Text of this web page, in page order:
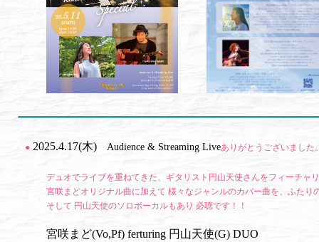
● 2025.4.17(木) Audience & Streaming Liveありがとうございました
デュオでライブを重ねてきた、ギタリスト円山天使さんをフィーチャ
宮咲まどオリジナル曲に加えて 様々なジャンルのカバー曲を、ふたり
そして 円山天使のソロボーカルもあり 必聴です！！
宮咲まど(Vo,Pf) ferturing 円山天使(G) DUO